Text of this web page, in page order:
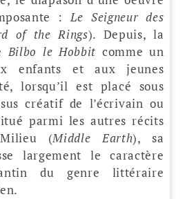
:Le Seigneur des
of the Rings). Depuis, la
Bilbo le Hobbit comme un
enfants et aux jeunes
lorsqu’il est placé sous
créatif de l’écrivain ou
parmi les autres récits
(Middle Earth), sa
largement le caractère
du genre littéraire